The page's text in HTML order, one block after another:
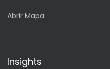
Abrir Mapa
Insights